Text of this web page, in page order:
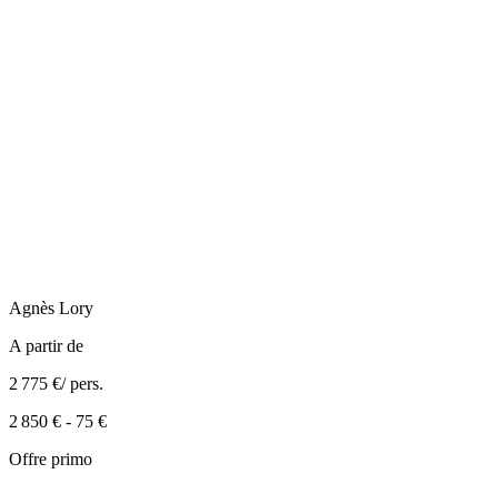
Agnès Lory
A partir de
2 775 €/ pers.
2 850 € - 75 €
Offre primo